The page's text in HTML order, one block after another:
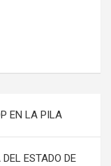
EN LA PILA
ESTADO DE